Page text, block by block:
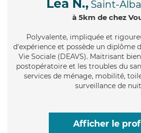
Lea N., Saint-
à 5km de chez
Polyvalente, impliquée et
d'expérience et possède un diplôme
Vie Sociale (DEAVS). Maitrisant
postopératoire et les troubles du
services de ménage, mobilité,
surveillance de
Afficher le